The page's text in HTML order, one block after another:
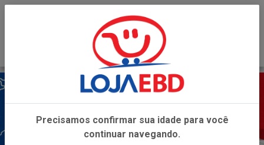
Precisamos confirmar sua idade para você
continuar navegando.